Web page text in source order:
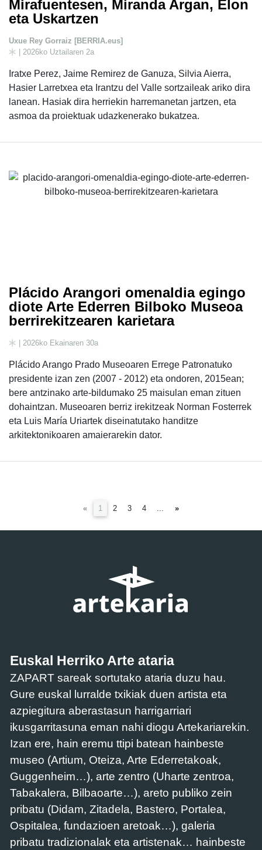
Mirafuentesen, Miranda Argan, Elon
eta Uskartzen
Uxue Rey Gorraiz [BERRIA.eus]
| 2026ko Uztailaren 2a
Iratxe Perez, Jaime Remirez de Ganuza, Silvia Aierra,
Hasier Larretxea eta Irantzu del Valle sortzaileak ariko dira
lanean. Hasiak dira herriekin harremanetan jartzen, eta
asmoa da proiektuak udazkenerako bukatzea.
Plácido Arangori omenaldia egingo
diote Arte Ederren Bilboko Museoa
berrirekitzearen karietara
| 2026ko Ekainaren 30a
Plácido Arango Prado Museoaren Errege Patronatuko
presidente izan zen (2007 - 2012) eta ondoren, 2015ean;
bere antzinako arte-bildumako 25 maisulan eman zituen
dohaintzan. Museoaren berriz irekitzeak Norman Fosterrek
eta Luis María Uriartek diseinatutako handitze
arkitektonikoaren amaierarekin dator.
« 1 (current)
2 3 4 »
Euskal Herriko Arte ataria
ZAPART sareak sortutako ataria duzu hau.
Gure euskal lurralde txikiak duen artista eta
azpiegitura aberastasun harrigarriari
ikusgarritasuna eman nahi diogu Artekariarekin.
Izan ere, hain eremu ttipi batean hainbeste
museo (Artium, Oteiza, Arte Ederretakoak,
Guggenheim…), arte zentro (Uharte zentroa,
Tabakalera, Bilbaoarte…), areto publiko zein
pribatu (Didam, Zitadela, Bastero, Portalea,
Ospitalea, fundazioen aretoak…), galeria
pribatu tradizionalak eta artistenak… hainbeste